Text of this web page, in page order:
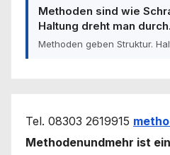
Methoden sind wie
Haltung dreht man durch.
Methoden geben Struktur.
Tel. 08303 2619915
Methodenundmehr ist